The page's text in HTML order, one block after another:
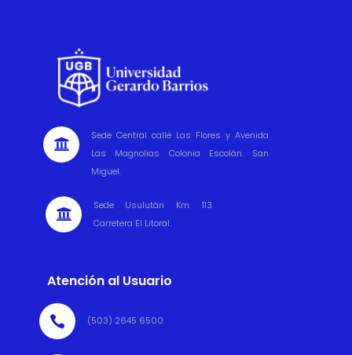

Sede Central calle Las Flores y Avenida
Las Magnolias Colonia Escolán. San
Miguel.

Sede Usulután Km. 113
Carretera El Litoral.
Atención al Usuario
 (503) 2645 6500